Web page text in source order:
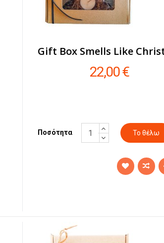
Gift Box Smells Like
22,00 €
Ποσότητα